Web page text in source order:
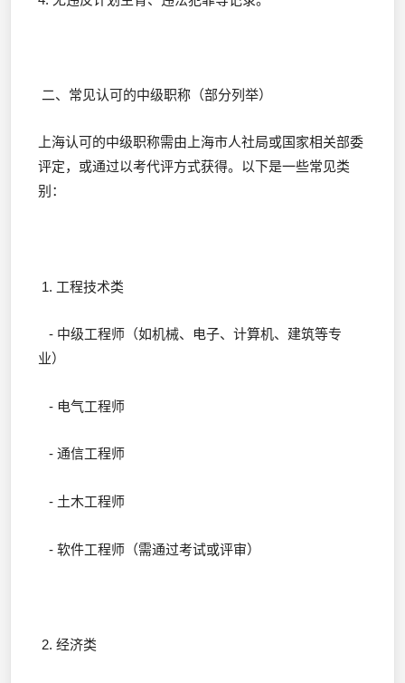
二、常见认可的中级职称（部分列举）
上海认可的中级职称需由上海市人社局或国家相关部委
评定，或通过以考代评方式获得。以下是一些常见类
别：
1. 工程技术类
- 中级工程师（如机械、电子、计算机、建筑等专
业）
- 电气工程师
- 通信工程师
- 土木工程师
- 软件工程师（需通过考试或评审）
2. 经济类